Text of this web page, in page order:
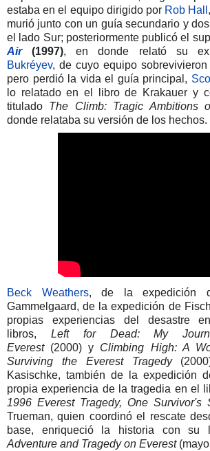
estaba en el equipo dirigido por Rob Hall
murió junto con un guía secundario y
el lado Sur; posteriormente publicó el
Air(1997),​ en donde relató su
Bukréyev, de cuyo equipo
pero perdió la vida el guía principal,
lo relatado en el libro de Krakauer y
titulado The Climb: Tragic Ambitions
donde relataba su versión de los hechos.
Beck Weathers, de la expedición
Gammelgaard, de la expedición de
propias experiencias del desastre
libros, Left for Dead: My
Everest(2000) y Climbing High: A
Surviving the Everest Tragedy
Kasischke, también de la expedición
propia experiencia de la tragedia en el
1996 Everest Tragedy, One Survivor's
Trueman, quien coordinó el rescate
base, enriqueció la historia con su
Adventure and Tragedy on Everest(mayo